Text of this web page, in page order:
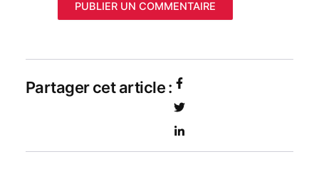
Partager cet article :